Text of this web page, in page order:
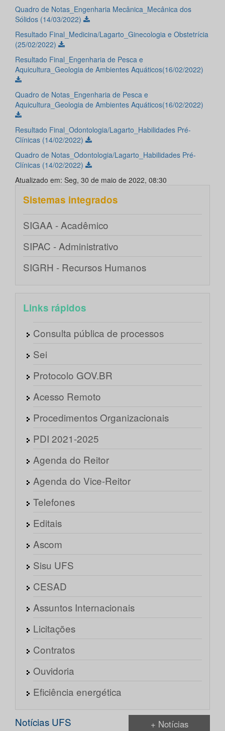
Quadro de Notas_Engenharia Mecânica_Mecânica dos
Sólidos (14/03/2022)
Resultado Final_Medicina/Lagarto_Ginecologia e Obstetrícia
(25/02/2022)
Resultado Final_Engenharia de Pesca e
Aquicultura_Geologia de Ambientes Aquáticos(16/02/2022)
Quadro de Notas_Engenharia de Pesca e
Aquicultura_Geologia de Ambientes Aquáticos(16/02/2022)
Resultado Final_Odontologia/Lagarto_Habilidades Pré-
Clínicas (14/02/2022)
Quadro de Notas_Odontologia/Lagarto_Habilidades Pré-
Clínicas (14/02/2022)
Atualizado em: Seg, 30 de maio de 2022, 08:30
Sistemas integrados
SIGAA - Acadêmico
SIPAC - Administrativo
SIGRH - Recursos Humanos
Links rápidos
Consulta pública de processos
Sei
Protocolo GOV.BR
Acesso Remoto
Procedimentos Organizacionais
PDI 2021-2025
Agenda do Reitor
Agenda do Vice-Reitor
Telefones
Editais
Ascom
Sisu UFS
CESAD
Assuntos Internacionais
Licitações
Contratos
Ouvidoria
Eficiência energética
Notícias UFS + Notícias